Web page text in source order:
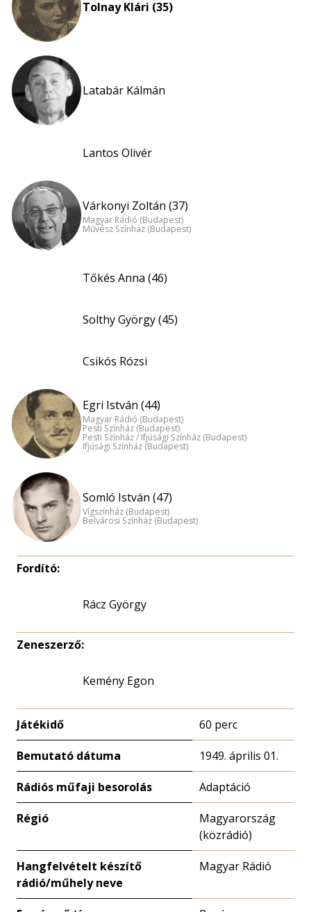
Tolnay Klári (35)
Latabár Kálmán
Lantos Olivér
Várkonyi Zoltán (37)
Magyar Rádió (Budapest)
Művész Színház (Budapest)
Tőkés Anna (46)
Solthy György (45)
Csikós Ró­zsi
Egri István (44)
Magyar Rádió (Budapest)
Pesti Színház (Budapest)
Pesti Színház / Ifjúsági Színház (Budapest)
Ifjúsági Színház (Budapest)
Somló István (47)
Vígszínház (Budapest)
Belvárosi Színház (Budapest)
Fordító:
Rácz György
Zeneszerző:
Kemény Egon
Játékidő 60 perc
Bemutató dátuma 1949. április 01.
Rádiós műfaji besorolás Adaptáció
Régió
Magyarország
(közrádió)
Hangfelvételt készítő
rádió/műhely neve
Magyar Rádió